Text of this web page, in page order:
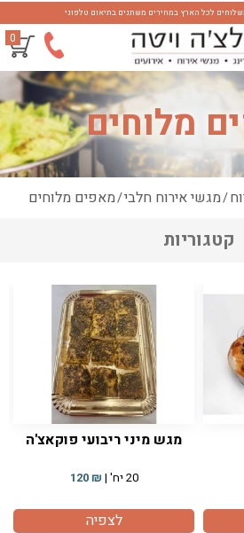
0
מלוחים
/מגשי אירוח חלבי/מאפים מלוחים
קטגוריות
מגש מיני ריבועי פוקאצ'ה
20 יח' | ₪
120
לצפיה